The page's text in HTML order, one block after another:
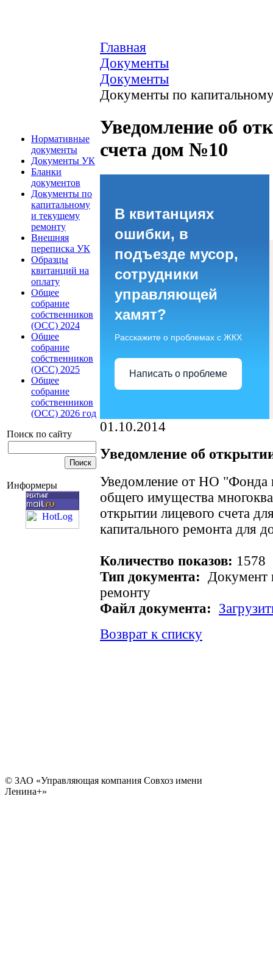
Нормативные
документы
Документы УК
Бланки
документов
Документы по
капитальному
и текущему
ремонту
Внешняя
переписка УК
Образцы
квитанций на
оплату
Общее
собрание
собственников
(ОСС) 2024
Общее
собрание
собственников
(ОСС) 2025
Общее
собрание
собственников
(ОСС) 2026 год
Поиск по сайту
Информеры
Главная
Документы
Документы
Документы по
Уведомление об
счета дом №10
В квитанциях
ошибки, в
подъезде мусор,
сотрудники
управляющей
хамят?
Расскажите о проблемах с ЖКХ
Написать о проблеме
01.10.2014
Уведомление об
Уведомление от НО "Фонда
общего имущества
открытии лицевого счета
капитального ремонта для
Количество показов: 1578
Тип документа: Документ
ремонту
Файл документа:
Возврат к списку
© ЗАО «Управляющая компания Совхоз имени
Ленина+»